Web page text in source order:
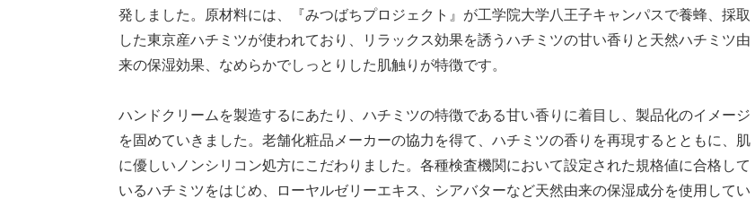
発しました。原材料には、『みつばちプロジェクト』が工学院大学八王子キャンパスで養蜂、採取
した東京産ハチミツが使われており、リラックス効果を誘うハチミツの甘い香りと天然ハチミツ由
来の保湿効果、なめらかでしっとりした肌触りが特徴です。
ハンドクリームを製造するにあたり、ハチミツの特徴である甘い香りに着目し、製品化のイメージ
を固めていきました。老舗化粧品メーカーの協力を得て、ハチミツの香りを再現するとともに、肌
に優しいノンシリコン処方にこだわりました。各種検査機関において設定された規格値に合格して
いるハチミツをはじめ、ローヤルゼリーエキス、シアバターなど天然由来の保湿成分を使用してい